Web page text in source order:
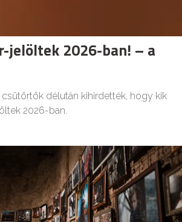
jelöltek 2026-ban! – a
délután kihirdették, hogy kik
2026-ban.